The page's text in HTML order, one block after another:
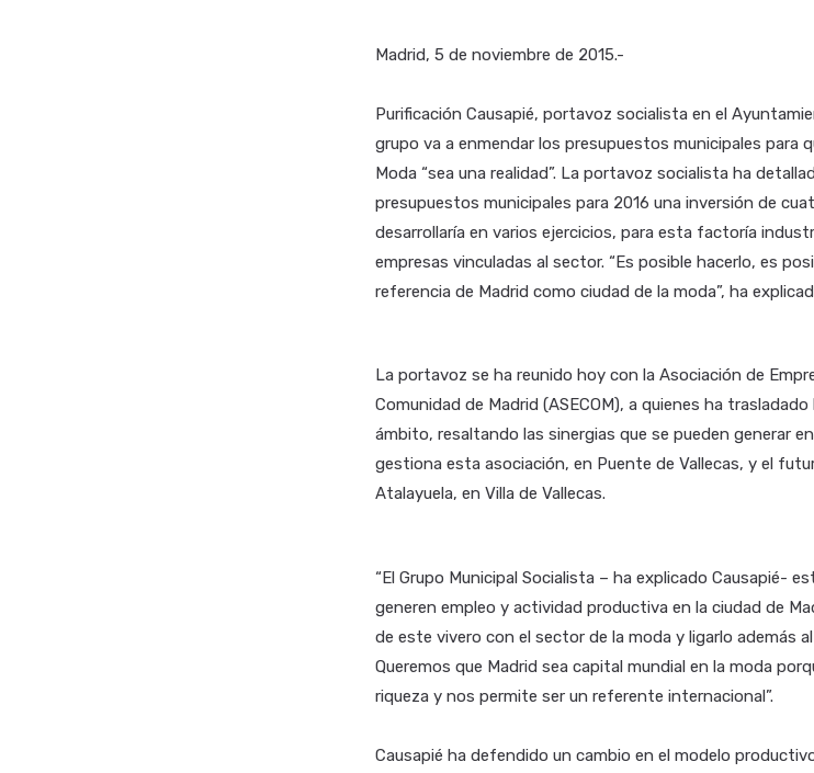
Madrid, 5 de noviembre de 2015.-
Purificación Causapié, portavoz socialista en el
grupo va a enmendar los presupuestos municipales para
Moda “sea una realidad”. La portavoz socialista ha
presupuestos municipales para 2016 una inversión de
desarrollaría en varios ejercicios, para esta factoría
empresas vinculadas al sector. “Es posible hacerlo, es
referencia de Madrid como ciudad de la moda”, ha
La portavoz se ha reunido hoy con la Asociación de
Comunidad de Madrid (ASECOM), a quienes ha
ámbito, resaltando las sinergias que se pueden generar
gestiona esta asociación, en Puente de Vallecas, y el
Atalayuela, en Villa de Vallecas.
“El Grupo Municipal Socialista – ha explicado Causapié-
generen empleo y actividad productiva en la ciudad de
de este vivero con el sector de la moda y ligarlo además
Queremos que Madrid sea capital mundial en la moda
riqueza y nos permite ser un referente internacional”.
Causapié ha defendido un cambio en el modelo